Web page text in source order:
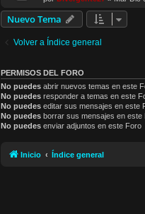
Nuevo Tema
Volver a Índice general
PERMISOS DEL FORO
No puedes abrir nuevos temas en este
No puedes responder a temas en este
No puedes editar sus mensajes en este
No puedes borrar sus mensajes en este
No puedes enviar adjuntos en este Foro
Inicio Índice general